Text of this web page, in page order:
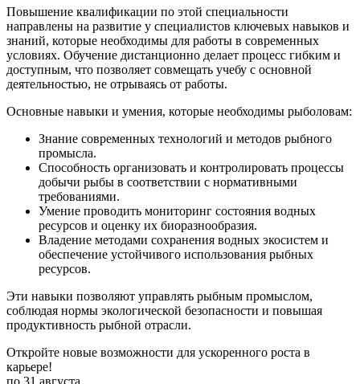
Повышение квалификации по этой специальности
направлены на развитие у специалистов ключевых навыков и
знаний, которые необходимы для работы в современных
условиях. Обучение дистанционно делает процесс гибким и
доступным, что позволяет совмещать учебу с основной
деятельностью, не отрываясь от работы.
Основные навыки и умения, которые необходимы рыболовам:
Знание современных технологий и методов рыбного
промысла.
Способность организовать и контролировать процессы
добычи рыбы в соответствии с нормативными
требованиями.
Умение проводить мониторинг состояния водных
ресурсов и оценку их биоразнообразия.
Владение методами сохранения водных экосистем и
обеспечение устойчивого использования рыбных
ресурсов.
Эти навыки позволяют управлять рыбным промыслом,
соблюдая нормы экологической безопасности и повышая
продуктивность рыбной отрасли.
Откройте новые возможности для ускоренного роста в
карьере!